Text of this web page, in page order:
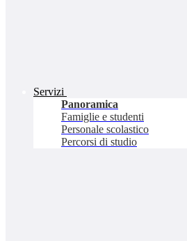
Servizi
Panoramica
Famiglie e studenti
Personale scolastico
Percorsi di studio